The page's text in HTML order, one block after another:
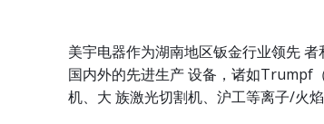
美宇电器作为湖南地区钣金行业领先
国内外的先进生产 设备，诸如Trumpf
机、大 族激光切割机、沪工等离子/火